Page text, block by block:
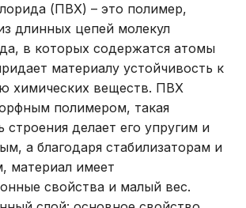
(ПВХ) – это полимер,
длинных цепей молекул
в которых содержатся атомы
материалу устойчивость к
химических веществ. ПВХ
полимером, такая
строения делает его упругим и
а благодаря стабилизаторам и
материал имеет
свойства и малый вес.